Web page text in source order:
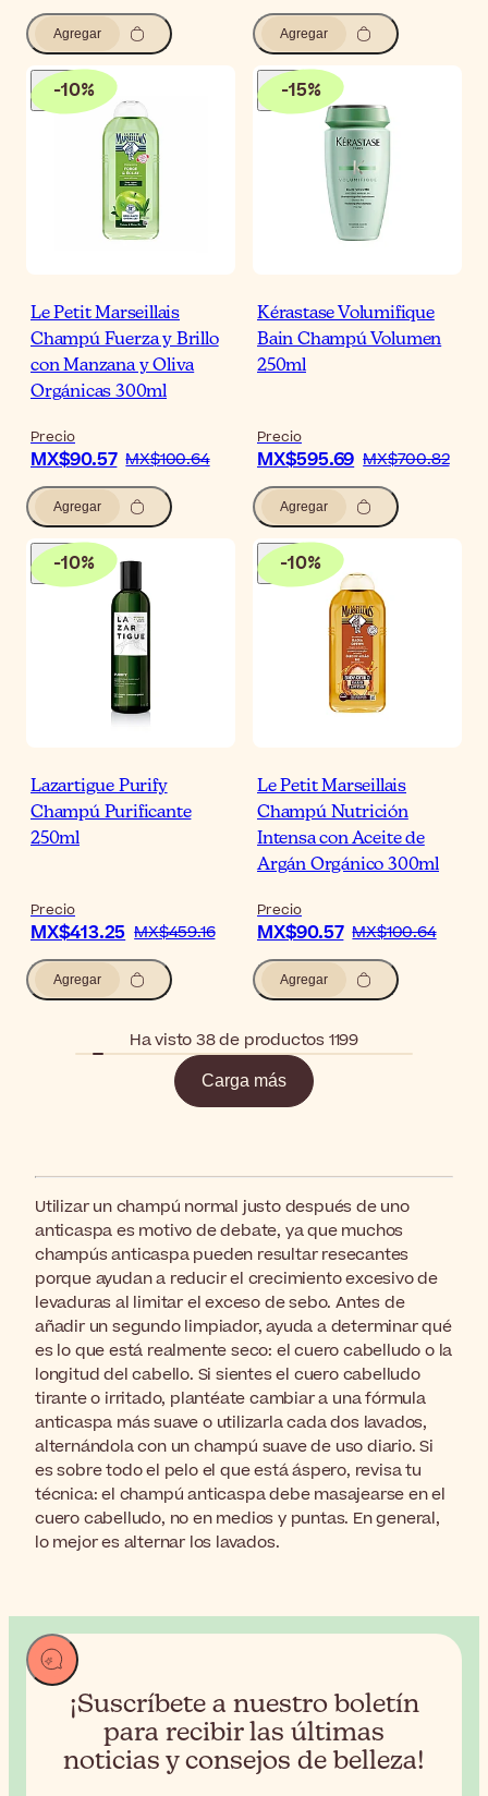
Agregar Agregar
-10%
Le Petit Marseillais
Champú Fuerza y Brillo
con Manzana y Oliva
Orgánicas 300ml
Precio
MX$90.57 MX$100.64
Agregar
-15%
Kérastase Volumifique
Bain Champú Volumen
250ml
Precio
MX$595.69 MX$700.82
Agregar
-10%
Lazartigue Purify
Champú Purificante
250ml
Precio
MX$413.25 MX$459.16
Agregar
-10%
Le Petit Marseillais
Champú Nutrición
Intensa con Aceite de
Argán Orgánico 300ml
Precio
MX$90.57 MX$100.64
Agregar
Ha visto 38 de productos 1199
Carga más
Utilizar un champú normal justo después de uno
anticaspa es motivo de debate, ya que muchos
champús anticaspa pueden resultar resecantes
porque ayudan a reducir el crecimiento excesivo de
levaduras al limitar el exceso de sebo. Antes de
añadir un segundo limpiador, ayuda a determinar qué
es lo que está realmente seco: el cuero cabelludo o la
longitud del cabello. Si sientes el cuero cabelludo
tirante o irritado, plantéate cambiar a una fórmula
anticaspa más suave o utilizarla cada dos lavados,
alternándola con un champú suave de uso diario. Si
es sobre todo el pelo el que está áspero, revisa tu
técnica: el champú anticaspa debe masajearse en el
cuero cabelludo, no en medios y puntas. En general,
lo mejor es alternar los lavados.
¡Suscríbete a nuestro boletín
para recibir las últimas
noticias y consejos de belleza!